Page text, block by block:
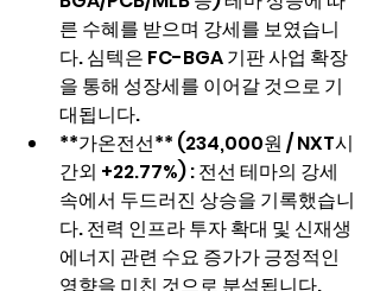
른 수혜를 받으며 강세를 보였습니
다. 심텍은 FC-BGA 기판 사업 확장
을 통해 성장세를 이어갈 것으로 기
대됩니다.
**가온전선** (234,000원 / NXT시
간외 +22.77%) : 전선 테마의 강세
속에서 두드러진 상승을 기록했습니
다. 전력 인프라 투자 확대 및 신재생
에너지 관련 수요 증가가 긍정적인